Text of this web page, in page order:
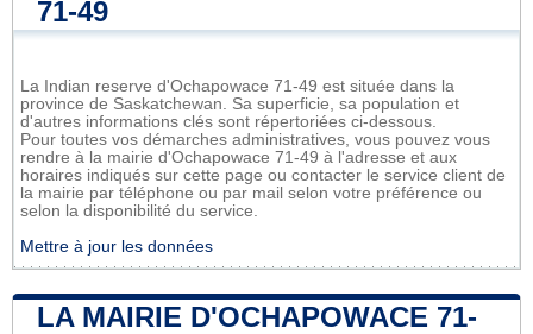
71-49
La Indian reserve d'Ochapowace 71-49 est située dans la
province de Saskatchewan. Sa superficie, sa population et
d'autres informations clés sont répertoriées ci-dessous.
Pour toutes vos démarches administratives, vous pouvez vous
rendre à la mairie d'Ochapowace 71-49 à l'adresse et aux
horaires indiqués sur cette page ou contacter le service client de
la mairie par téléphone ou par mail selon votre préférence ou
selon la disponibilité du service.
Mettre à jour les données
LA MAIRIE D'OCHAPOWACE 71-